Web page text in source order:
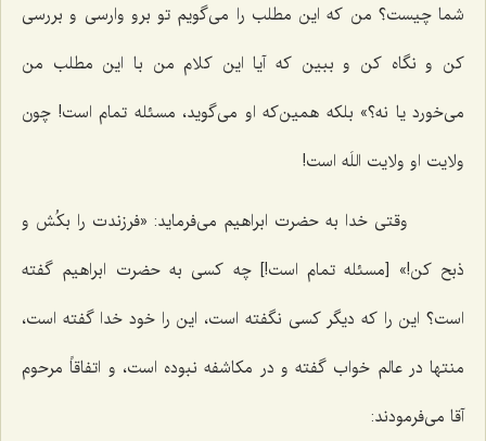
شما چیست؟ من که این مطلب را می‌گویم تو برو وارسی و بررسی
کن و نگاه کن و ببین که آیا این کلام من با این مطلب من
می‌خورد یا نه؟» بلکه همین‌که او می‌گوید، مسئله تمام است! چون
ولایت او ولایت اللَه است!
وقتی خدا به حضرت ابراهیم می‌فرماید: «فرزندت را بکُش و
ذبح کن!» [مسئله تمام است!] چه کسی به حضرت ابراهیم گفته
است؟ این را که دیگر کسی نگفته است، این را خود خدا گفته است،
منتها در عالم خواب گفته و در مکاشفه نبوده است، و اتفاقاً مرحوم
آقا می‌فرمودند: